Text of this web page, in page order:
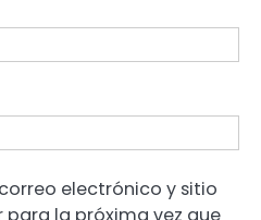
electrónico y sitio
la próxima vez que